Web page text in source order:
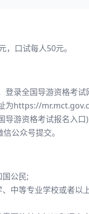
，口试每人50元。
登录全国导游资格考试
为https://
导游资格考试报名入口
公众号提交。
公民;
中等专业学校或者以